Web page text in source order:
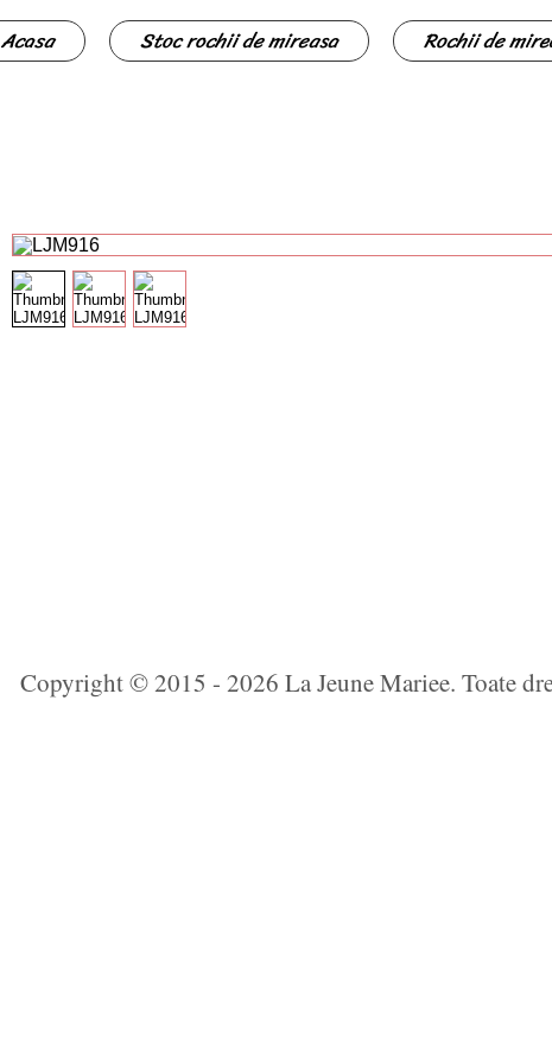
Acasa Stoc rochii de mireasa Rochii de
Copyright © 2015 - 2026 La Jeune Mariee. Toate